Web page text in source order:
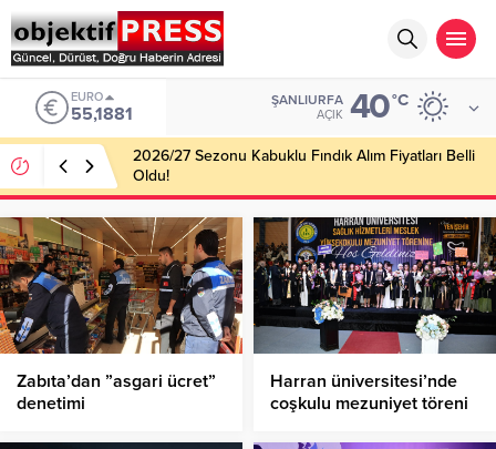
EURO
55,1881
ŞANLIURFA
AÇIK 40°C
2026/27 Sezonu Kabuklu Fındık Alım Fiyatları Belli
Oldu!
Zabıta’dan ”asgari ücret”
denetimi
Harran üniversitesi’nde
coşkulu mezuniyet töreni